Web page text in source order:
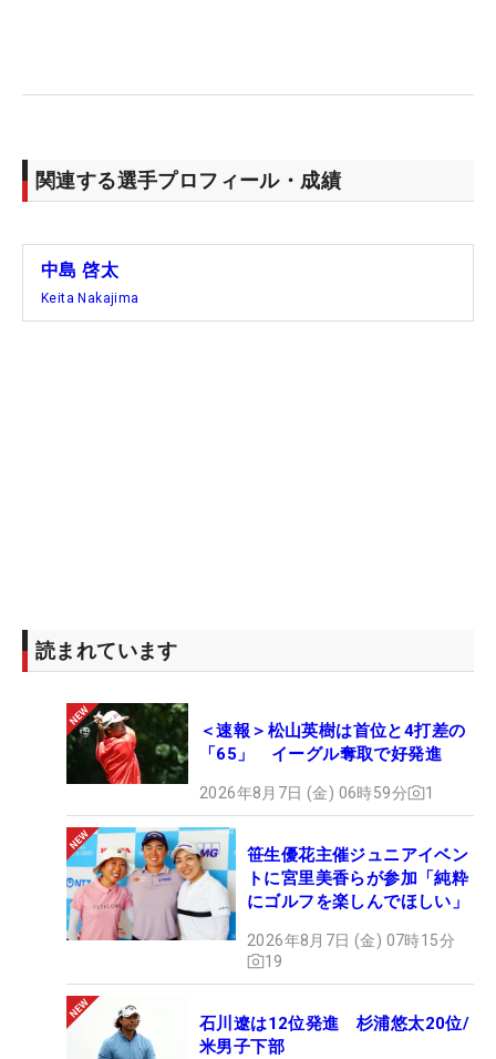
関連する選手プロフィール・成績
中島 啓太
Keita Nakajima
読まれています
＜速報＞松山英樹は首位と4打差の
「65」 イーグル奪取で好発進
2026年8月7日 (金) 06時59分 1
笹生優花主催ジュニアイベン
トに宮里美香らが参加「純粋
にゴルフを楽しんでほしい」
2026年8月7日 (金) 07時15分
19
石川遼は12位発進 杉浦悠太20位/
米男子下部